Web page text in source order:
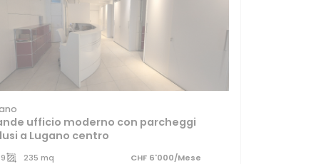
ufficio moderno con parcheggi
a Lugano centro
9 235 mq CHF 6'000/Mese